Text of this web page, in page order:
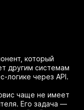
который
другим системам
логике через API.
чаще не имеет
Его задача —